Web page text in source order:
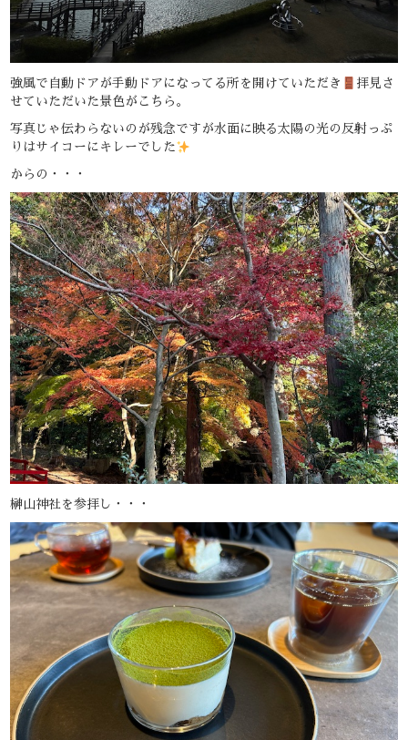
強風で自動ドアが手動ドアになってる所を開けていただき
拝見さ
せていただいた景色がこちら。
写真じゃ伝わらないのが残念ですが水面に映る太陽の光の反射っぷ
りはサイコーにキレーでした
からの・・・
榊山神社を参拝し・・・